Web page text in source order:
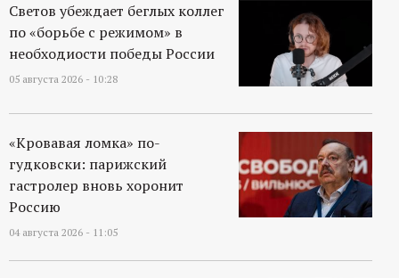
Светов убеждает беглых коллег
по «борьбе с режимом» в
необходиости победы России
05 августа 2026 - 10:28
«Кровавая ломка» по-
гудковски: парижский
гастролер вновь хоронит
Россию
04 августа 2026 - 11:05